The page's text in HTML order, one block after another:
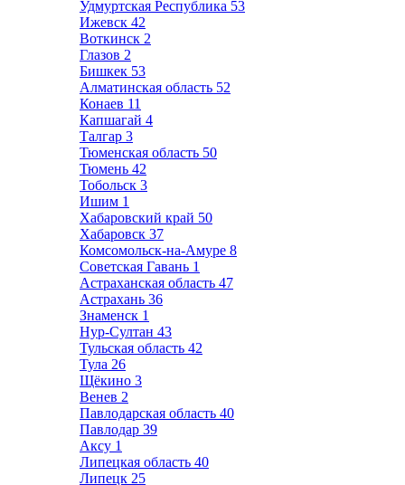
Удмуртская Республика 53
Ижевск 42
Воткинск 2
Глазов 2
Бишкек 53
Алматинская область 52
Конаев 11
Капшагай 4
Талгар 3
Тюменская область 50
Тюмень 42
Тобольск 3
Ишим 1
Хабаровский край 50
Хабаровск 37
Комсомольск-на-Амуре 8
Советская Гавань 1
Астраханская область 47
Астрахань 36
Знаменск 1
Нур-Султан 43
Тульская область 42
Тула 26
Щёкино 3
Венев 2
Павлодарская область 40
Павлодар 39
Аксу 1
Липецкая область 40
Липецк 25